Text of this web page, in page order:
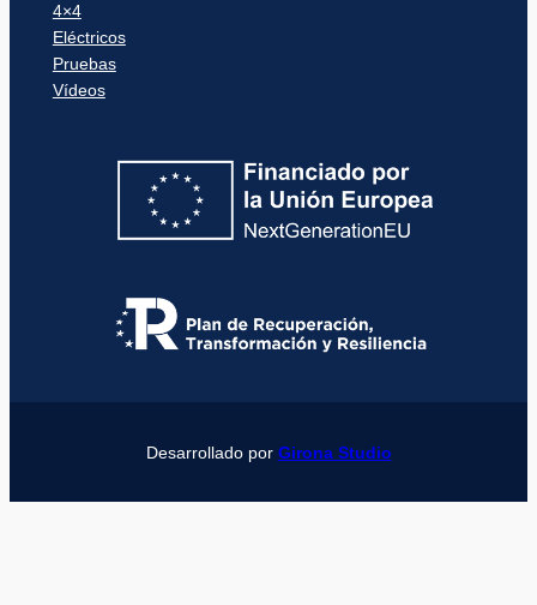
4×4
Eléctricos
Pruebas
Vídeos
Desarrollado por Girona Studio